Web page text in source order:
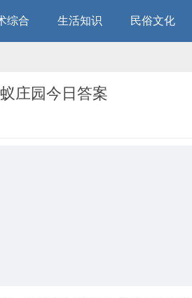
综合 生活知识 民俗文化
庄园今日答案